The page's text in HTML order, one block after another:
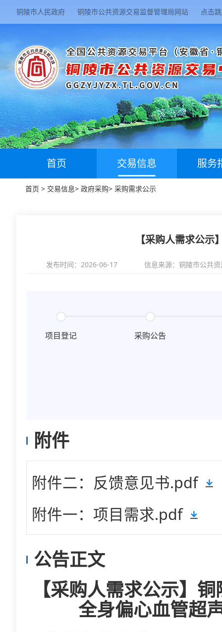
铜陵市人民政府 铜陵市公共资源交易监督管理局网站 点击
首页 交易信息 服务
首页 > 交易信息> 政府采购> 采购需求公示
【采购人需求公
发布时间：2026-06-17 信息来源： 铜陵市公共
项目登记 采购公告
附件
附件二：反馈意见书.pdf
附件一：项目需求.pdf
公告正文
【采购人需求公示】
全身偏心血管超